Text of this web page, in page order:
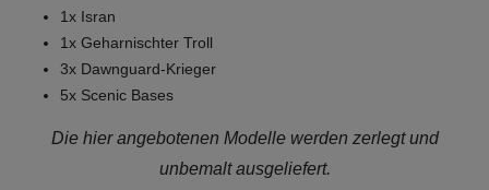
1x Isran
1x Geharnischter Troll
3x Dawnguard-Krieger
5x Scenic Bases
Die hier angebotenen Modelle werden zerlegt und
unbemalt ausgeliefert.